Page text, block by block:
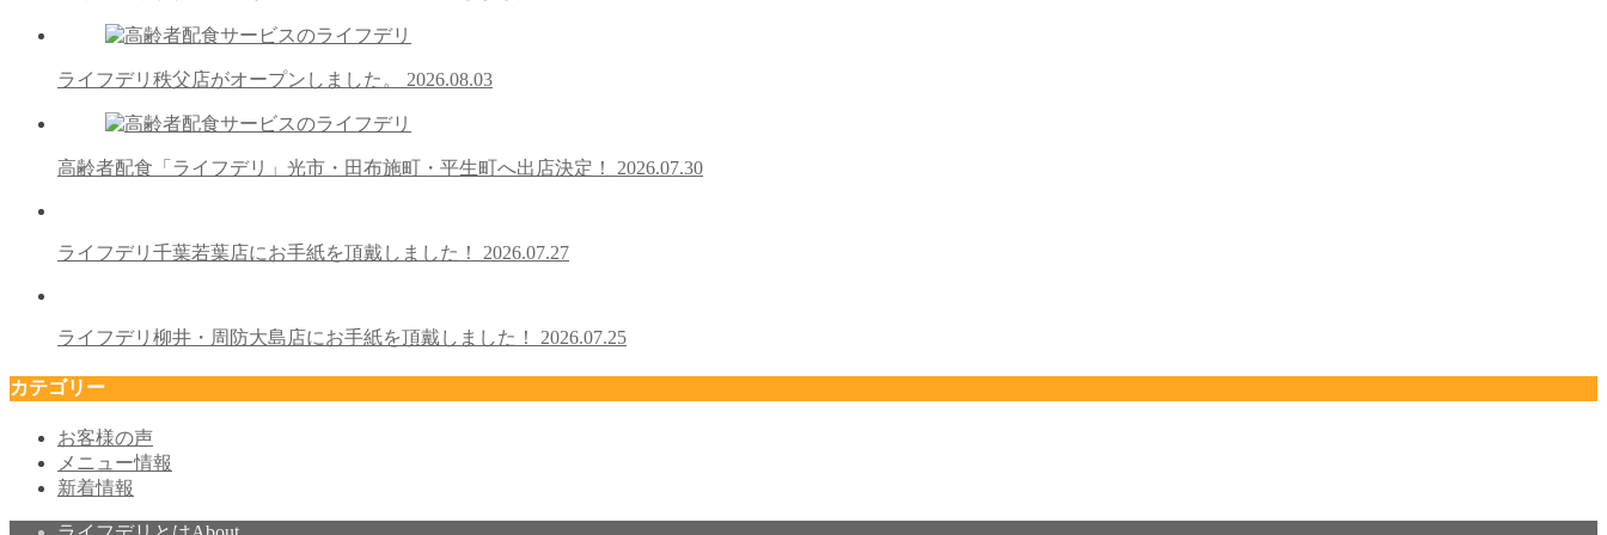
ライフデリ秩父店がオープンしました。 2026.08.03
高齢者配食「ライフデリ」光市・田布施町・平生町へ出店決定！ 2026.07.30
ライフデリ千葉若葉店にお手紙を頂戴しました！ 2026.07.27
ライフデリ柳井・周防大島店にお手紙を頂戴しました！ 2026.07.25
カテゴリー
お客様の声
メニュー情報
新着情報